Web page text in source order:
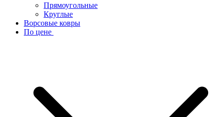
Прямоугольные
Круглые
Ворсовые ковры
По цене